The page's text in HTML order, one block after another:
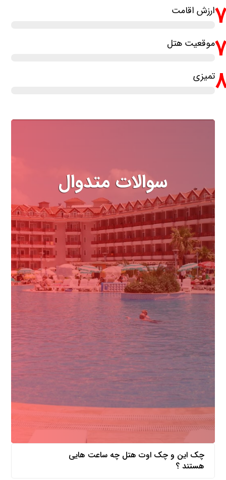
ارزش اقامت
موقعیت هتل
تمیزی
سوالات متدوال
مهمترین سوالاتی که درباره هتل
باید بدانید
چک این و چک اوت هتل چه ساعت هایی
هستند ؟